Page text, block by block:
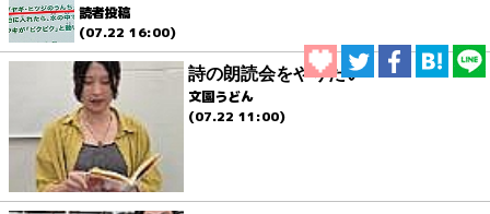
読者投稿
(07.22 16:00)
詩の朗読会をやりたい
文園うどん
(07.22 11:00)